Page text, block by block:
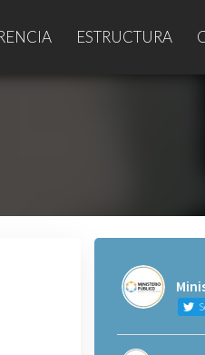
ESTRUCTURA